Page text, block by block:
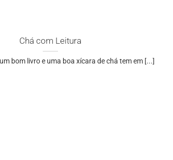
Chá com Leitura
bom livro e uma boa xícara de chá tem em [...]